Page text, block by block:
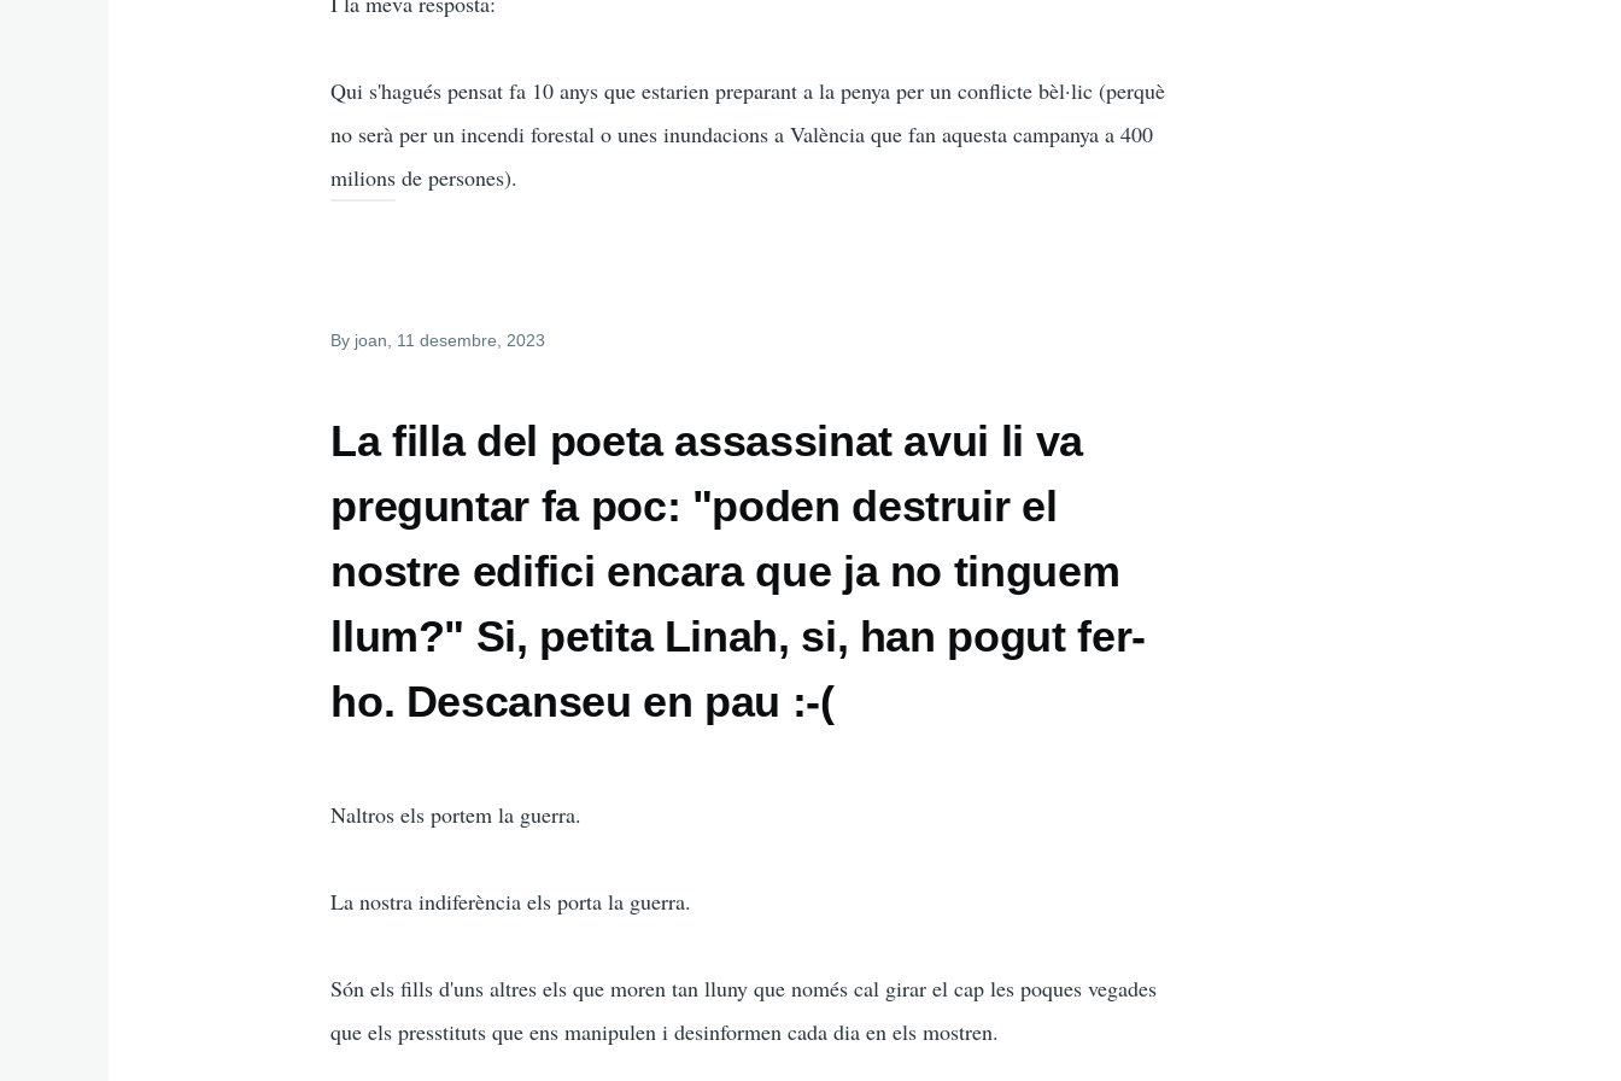
Qui s'hagués pensat fa 10 anys que estarien preparant a la penya per un conflicte bèl·lic (perquè
no serà per un incendi forestal o unes inundacions a València que fan aquesta campanya a 400
milions de persones).
By joan , 11 desembre, 2023
La filla del poeta assassinat avui li va
preguntar fa poc: "poden destruir el
nostre edifici encara que ja no tinguem
llum?" Si, petita Linah, si, han pogut fer-
ho. Descanseu en pau :-(
Naltros els portem la guerra.
La nostra indiferència els porta la guerra.
Són els fills d'uns altres els que moren tan lluny que només cal girar el cap les poques vegades
que els presstituts que ens manipulen i desinformen cada dia en els mostren.